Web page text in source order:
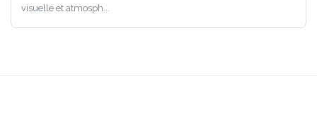
visuelle et atmosph...